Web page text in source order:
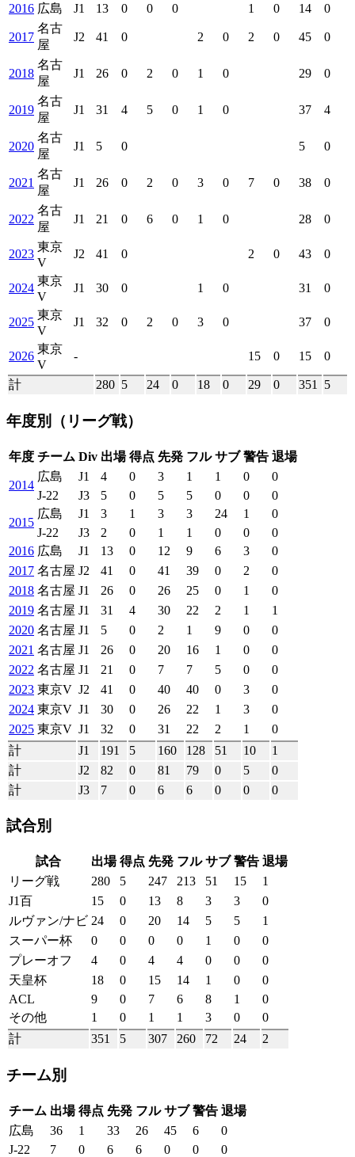
2016 広島 J1 13 0 0 0 1 0 14 0
2017
名古
屋
J2 41 0 2 0 2 0 45 0
2018
名古
屋
J1 26 0 2 0 1 0 29 0
2019
名古
屋
J1 31 4 5 0 1 0 37 4
2020
名古
屋
J1 5 0 5 0
2021
名古
屋
J1 26 0 2 0 3 0 7 0 38 0
2022
名古
屋
J1 21 0 6 0 1 0 28 0
2023
東京
V
J2 41 0 2 0 43 0
2024
東京
V
J1 30 0 1 0 31 0
2025
東京
V
J1 32 0 2 0 3 0 37 0
2026
東京
V
- 15 0 15 0
計 280 5 24 0 18 0 29 0 351 5
年度別 （リーグ戦）
年度 チーム Div 出場 得点 先発 フル サブ 警告 退場
2014
広島 J1 4 0 3 1 1 0
0
J-22
J3 5 0 5 5 0 0
0
2015
広島 J1 3 1 3 3 24 1
0
J-22
J3 2 0 1 1 0 0
0
2016 広島 J1 13 0 12 9 6 3
0
2017 名古屋 J2 41 0 41 39 0 2
0
2018 名古屋 J1 26 0 26 25 0 1
0
2019 名古屋 J1 31 4 30 22 2 1
1
2020 名古屋 J1 5 0 2 1 9 0
0
2021 名古屋 J1 26 0 20 16 1 0
0
2022 名古屋 J1 21 0 7 7 5 0
0
2023 東京V J2 41 0 40 40 0 3
0
2024 東京V J1 30 0 26 22 1 3
0
2025 東京V J1 32 0 31 22 2 1
0
計
J1 191 5 160 128 51 10
1
計
J2 82 0 81 79 0 5
0
計
J3 7 0 6 6 0 0 0
試合別
試合 出場 得点 先発 フル サブ 警告 退場
リーグ戦
280 5 247 213 51 15
1
J1百
15 0 13 8 3 3
0
ルヴァン/ナビ 24 0 20 14 5 5
1
スーパー杯
0 0 0 0 1 0
0
プレーオフ
4 0 4 4 0 0
0
天皇杯
18 0 15 14 1 0
0
ACL
9 0 7 6 8 1
0
その他
1 0 1 1 3 0
0
計
351 5 307 260 72 24 2
チーム別
チーム 出場 得点 先発 フル サブ 警告 退場
広島
36 1 33 26 45 6
0
J-22
7 0 6 6 0 0
0